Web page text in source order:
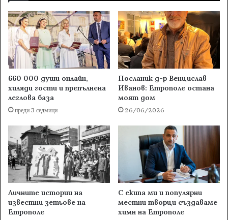
660 000 души онлайн,
хиляди гости и препълнена
леглова база
преди 3 седмици
Посланик д-р Венцислав
Иванов: Етрополе остана
моят дом
26/06/2026
Личните истории на
известни зетьове на
Етрополе
С екипа ми и популярни
местни творци създаваме
химн на Етрополе